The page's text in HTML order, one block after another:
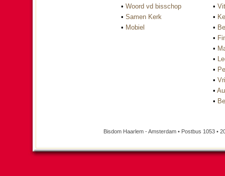
• Woord vd bisschop
• Samen Kerk
• Mobiel
•
•
•
•
•
•
•
•
•
•
Bisdom Haarlem - Amsterdam • Postbus 1053 •